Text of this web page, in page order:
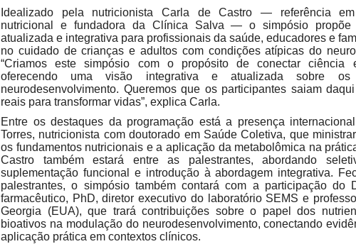
Idealizado pela nutricionista Carla de Castro — referência em
nutricional e fundadora da Clínica Salva — o simpósio propõe
atualizada e integrativa para profissionais da saúde, educadores e
no cuidado de crianças e adultos com condições atípicas do
“Criamos este simpósio com o propósito de conectar ciência
oferecendo uma visão integrativa e atualizada sobre os
neurodesenvolvimento. Queremos que os participantes saiam
reais para transformar vidas”, explica Carla.
Entre os destaques da programação está a presença
Torres, nutricionista com doutorado em Saúde Coletiva, que
os fundamentos nutricionais e a aplicação da metabolômica na
Castro também estará entre as palestrantes, abordando
suplementação funcional e introdução à abordagem integrativa.
palestrantes, o simpósio também contará com a participação do
farmacêutico, PhD, diretor executivo do laboratório SEMS e
Georgia (EUA), que trará contribuições sobre o papel dos
bioativos na modulação do neurodesenvolvimento, conectando
aplicação prática em contextos clínicos.